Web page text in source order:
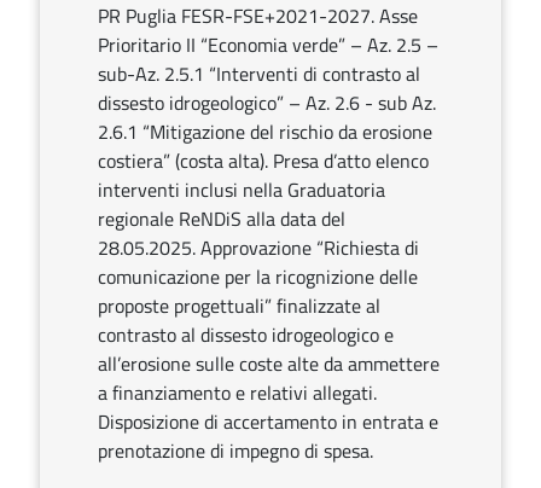
PR Puglia FESR-FSE+2021-2027. Asse
Prioritario II “Economia verde” – Az. 2.5 –
sub-Az. 2.5.1 “Interventi di contrasto al
dissesto idrogeologico” – Az. 2.6 - sub Az.
2.6.1 “Mitigazione del rischio da erosione
costiera” (costa alta). Presa d’atto elenco
interventi inclusi nella Graduatoria
regionale ReNDiS alla data del
28.05.2025. Approvazione “Richiesta di
comunicazione per la ricognizione delle
proposte progettuali” finalizzate al
contrasto al dissesto idrogeologico e
all’erosione sulle coste alte da ammettere
a finanziamento e relativi allegati.
Disposizione di accertamento in entrata e
prenotazione di impegno di spesa.